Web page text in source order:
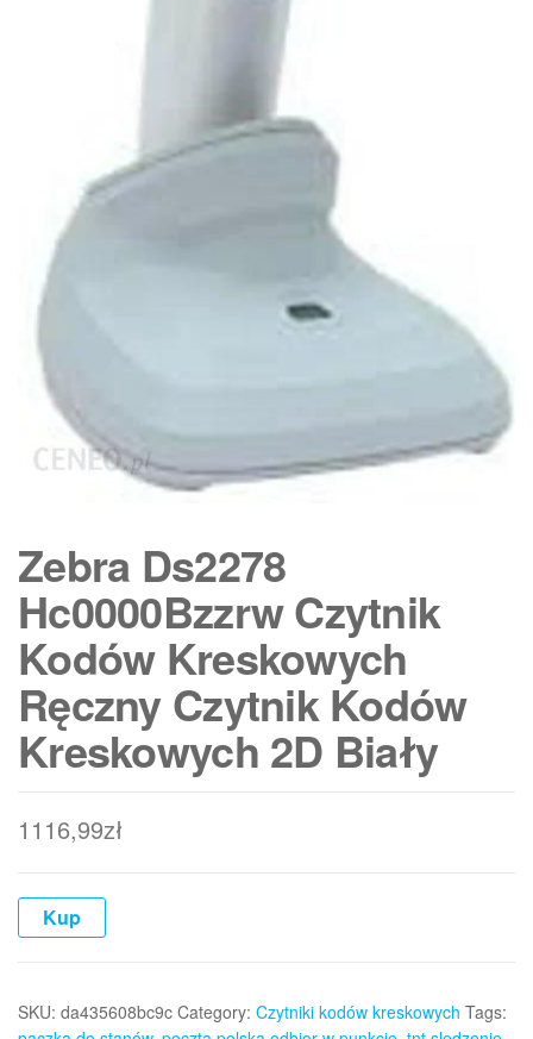
Zebra Ds2278
Hc0000Bzzrw Czytnik
Kodów Kreskowych
Ręczny Czytnik Kodów
Kreskowych 2D Biały
1116,99zł
Kup
SKU: da435608bc9c Category: Czytniki kodów kreskowych Tags: